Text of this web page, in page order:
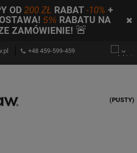
OD200 ZŁ RABAT-10% +
5% RABATU NA
ZAMÓWIENIE! 🚨
+48 459-599-459
(PUSTY)